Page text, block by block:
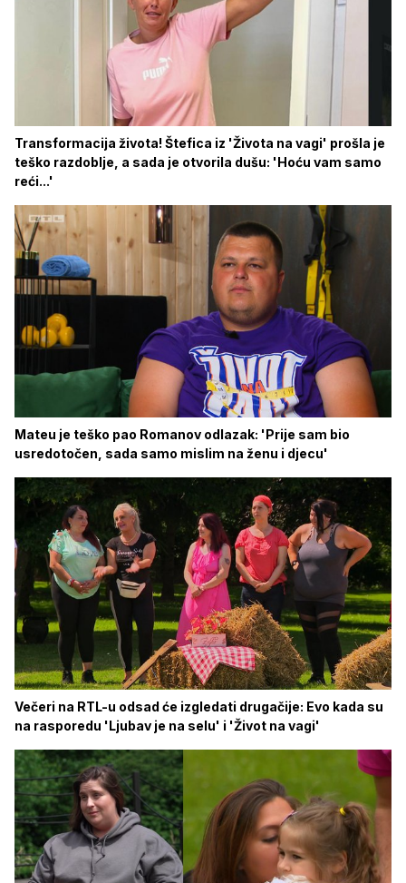
Transformacija života! Štefica iz 'Života na vagi' prošla je
teško razdoblje, a sada je otvorila dušu: 'Hoću vam samo
reći...'
Mateu je teško pao Romanov odlazak: 'Prije sam bio
usredotočen, sada samo mislim na ženu i djecu'
Večeri na RTL-u odsad će izgledati drugačije: Evo kada su
na rasporedu 'Ljubav je na selu' i 'Život na vagi'